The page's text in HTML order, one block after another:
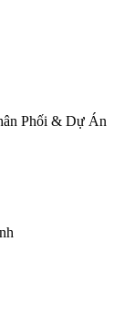
Phối & Dự Án